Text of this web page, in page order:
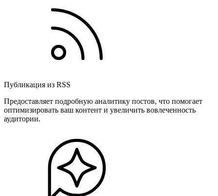
Публикация из RSS
Предоставляет подробную аналитику постов, что помогает
оптимизировать ваш контент и увеличить вовлеченность
аудитории.